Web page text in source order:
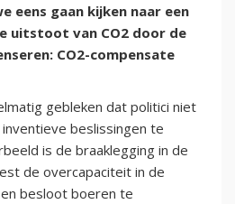
gaan kijken naar een
uitstoot van CO2 door de
CO2-compensate
gebleken dat politici niet
beslissingen te
is de braaklegging in de
de overcapaciteit in de
besloot boeren te